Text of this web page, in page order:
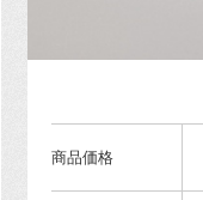
商品価格